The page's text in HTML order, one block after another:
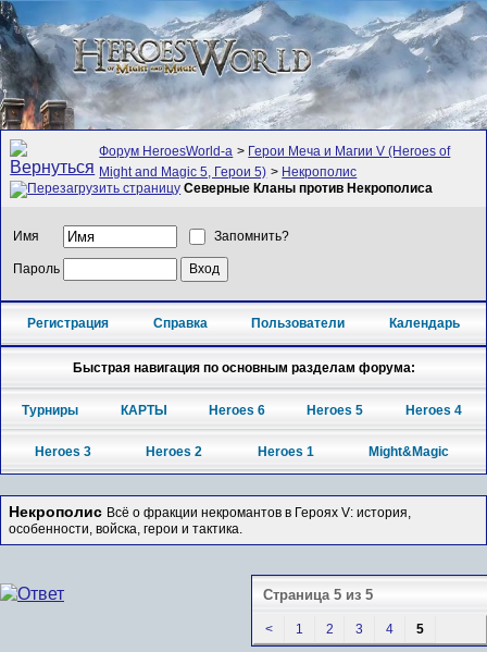
Форум HeroesWorld-а > Герои Меча и Магии V (Heroes of
Might and Magic 5, Герои 5) > Некрополис
Северные Кланы против Некрополиса
Имя Запомнить?
Пароль
Регистрация Справка Пользователи Календарь
Быстрая навигация по основным разделам форума:
Турниры КАРТЫ Heroes 6 Heroes 5 Heroes 4
Heroes 3 Heroes 2 Heroes 1 Might&Magic
Некрополис Всё о фракции некромантов в Героях V: история,
особенности, войска, герои и тактика.
Страница 5 из 5
< 1 2 3 4 5